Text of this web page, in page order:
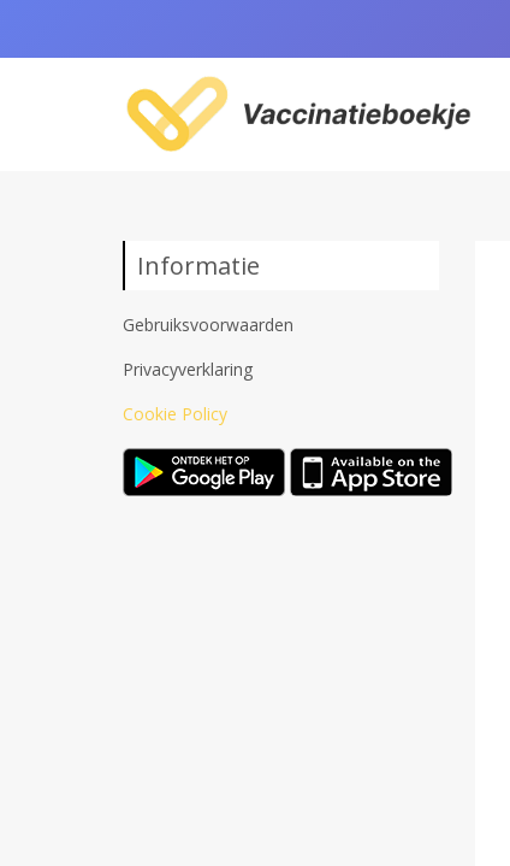
Informatie
Gebruiksvoorwaarden
Privacyverklaring
Cookie Policy